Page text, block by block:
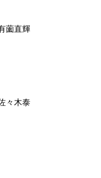
薗直輝
々木泰